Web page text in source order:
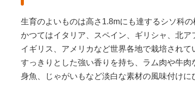
生育のよいものは高さ1.8mにも達するシソ科の
かつてはイタリア、スペイン、ギリシャ、北
イギリス、アメリカなど世界各地で栽培されて
すっきりとした強い香りを持ち、ラム肉や牛
身魚、じゃがいもなど淡白な素材の風味付けに